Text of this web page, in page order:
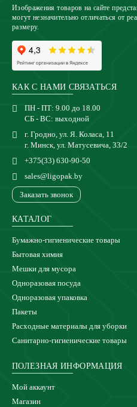
Изображения товаров на сайте
могут незначительно отличаться от
размеру.
КАК С НАМИ СВЯЗАТЬСЯ
ПН - ПТ: 9.00 до 18.00
СБ - ВС: выходной
г. Гродно, ул. Я. Коласа, 11
г. Минск, ул. Матусевича, 33/2
+375(33) 630-90-50
sales@ligopak.by
Заказать звонок
КАТАЛОГ
Бумажно-гигиенические товары
Бытовая химия
Мешки для мусора
Одноразовая посуда
Одноразовая упаковка
Пакеты
Расходные материалы для уборки
Санитарно-гигиенические товары
ПОЛЕЗНАЯ ИНФОРМАЦИЯ
Мой аккаунт
Магазин